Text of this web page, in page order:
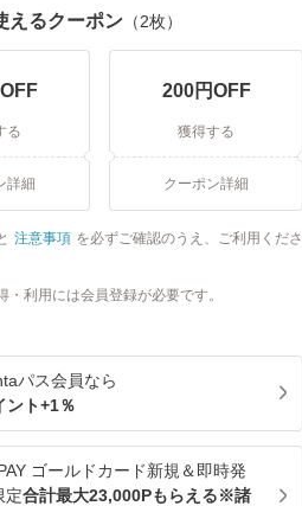
えるクーポン （2枚）
る
詳細
200円OFF
獲得する
クーポン詳細
注意事項 を必ずご確認のうえ、ご利用くださ
・利用には会員登録が必要です。
パス会員なら
ント+1％
ゴールドカード新規＆即時発
定合計最大23,000Pもらえる※諸